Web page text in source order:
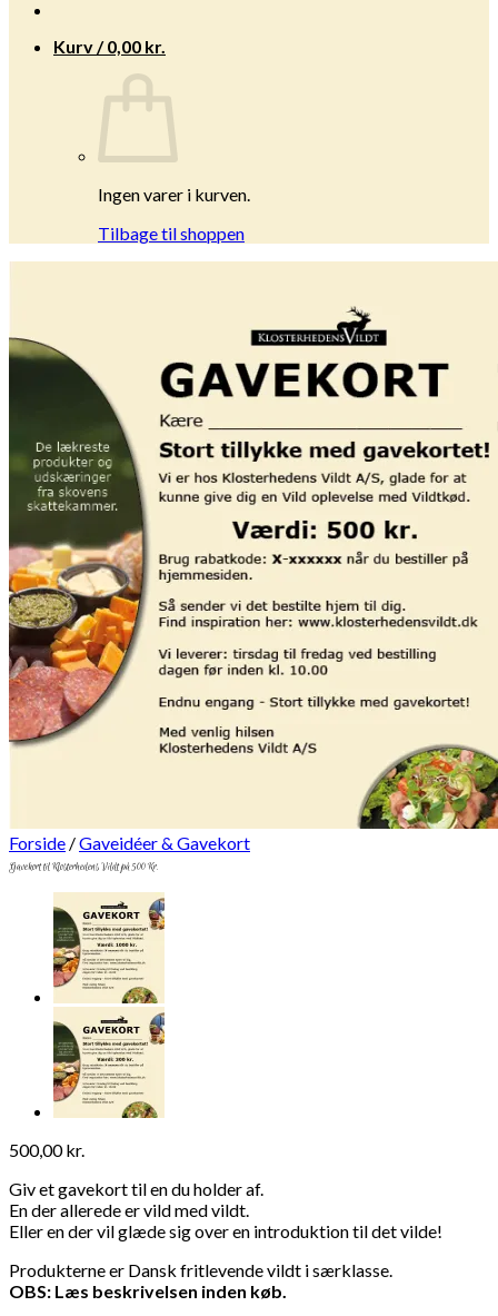
Kurv /0,00 kr.
Ingen varer i kurven.
Tilbage til shoppen
Forside /Gaveidéer & Gavekort
Gavekort til Klosterhedens Vildt på 500 Kr.
500,00kr.
Giv et gavekort til en du holder af.
En der allerede er vild med vildt.
Eller en der vil glæde sig over en introduktion til det vilde!
Produkterne er Dansk fritlevende vildt i særklasse.
OBS: Læs beskrivelsen inden køb.